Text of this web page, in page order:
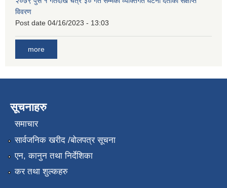
विवरण
Post date 04/16/2023 - 13:03
more
सूचनाहरु
समाचार
सार्वजनिक खरीद /बोलपत्र सूचना
एन, कानुन तथा निर्देशिका
कर तथा शुल्कहरु